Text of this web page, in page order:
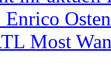
Enrico
Most